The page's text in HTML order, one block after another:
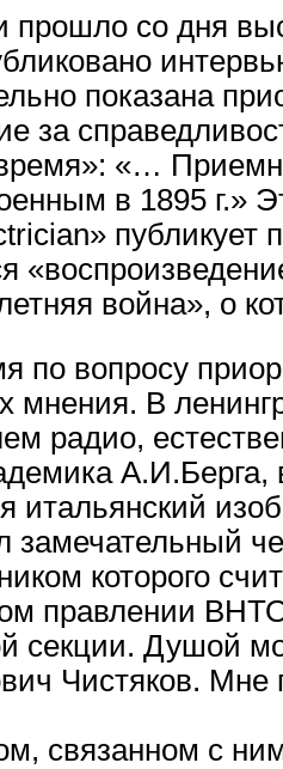
со дня
показана
за
«…
в 1895 г.»
публикует
война», о
по вопросу
мнения. В
радио,
А.И.Берга,
итальянский
замечательный
которого
правлении
секции. Душой
Чистяков. Мне
связанном с